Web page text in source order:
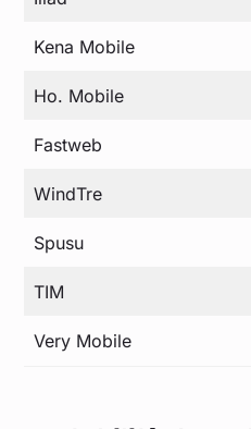
Kena Mobile
Ho. Mobile
Fastweb
WindTre
Spusu
TIM
Very Mobile